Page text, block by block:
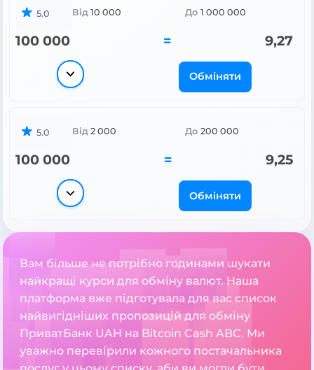
5.0 Від 10 000 До 1 000 000
100 000 = 9,27
Обміняти
5.0 Від 2 000 До 200 000
100 000 = 9,25
Обміняти
Вам більше не потрібно годинами шукати
найкращі курси для обміну валют. Наша
платформа вже підготувала для вас список
найвигідніших пропозицій для обміну
ПриватБанк UAH на Bitcoin Cash ABC. Ми
уважно перевірили кожного постачальника